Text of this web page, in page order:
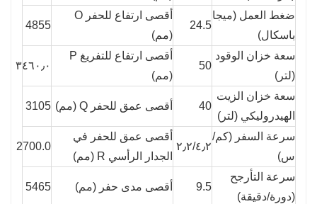
ضغط العمل (ميجا
باسكال)
24.5
أقصى ارتفاع للحفر O
(مم)
4855
سعة خزان الوقود
(لتر)
50
أقصى ارتفاع للتفريغ P
(مم)
٣٤٦٠٫٠
سعة خزان الزيت
الهيدروليكي (لتر)
40 أقصى عمق للحفر Q (مم) 3105
سرعة السفر (كم/
س)
٢٫٢/٤٫٢
أقصى عمق للحفر في
الجدار الرأسي R (مم)
2700.0
سرعة التأرجح
(دورة/دقيقة)
9.5 أقصى مدى حفر (مم) 5465